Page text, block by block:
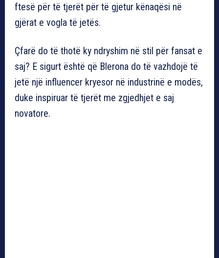
ftesë për të tjerët për të gjetur kënaqësi në
gjërat e vogla të jetës.
Çfarë do të thotë ky ndryshim në stil për fansat e
saj? E sigurt është që Blerona do të vazhdojë të
jetë një influencer kryesor në industrinë e modës,
duke inspiruar të tjerët me zgjedhjet e saj
novatore.